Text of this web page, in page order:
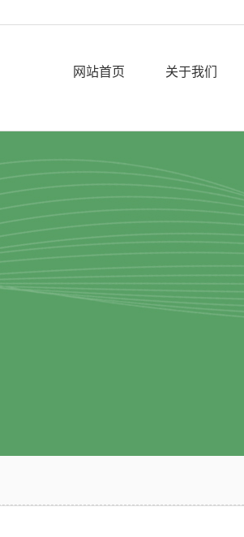
网站首页 关于我们